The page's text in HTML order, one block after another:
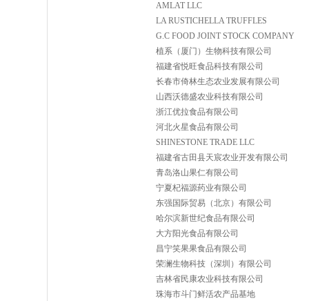
AMLAT LLC
LA RUSTICHELLA TRUFFLES
G.C FOOD JOINT STOCK COMPANY
植系（厦门）生物科技有限公司
福建省悦旺食品科技有限公司
长春市倚林生态农业发展有限公司
山西沃德盛农业科技有限公司
浙江优拉食品有限公司
河北火星食品有限公司
SHINESTONE TRADE LLC
福建省古田县天宸农业开发有限公司
青岛洛山果仁有限公司
宁夏杞福源药业有限公司
东强国际贸易（北京）有限公司
哈尔滨新世纪食品有限公司
大方阳光食品有限公司
昌宁笑果果食品有限公司
荣澜生物科技（深圳）有限公司
吉林省民康农业科技有限公司
珠海市斗门鲜活农产品基地